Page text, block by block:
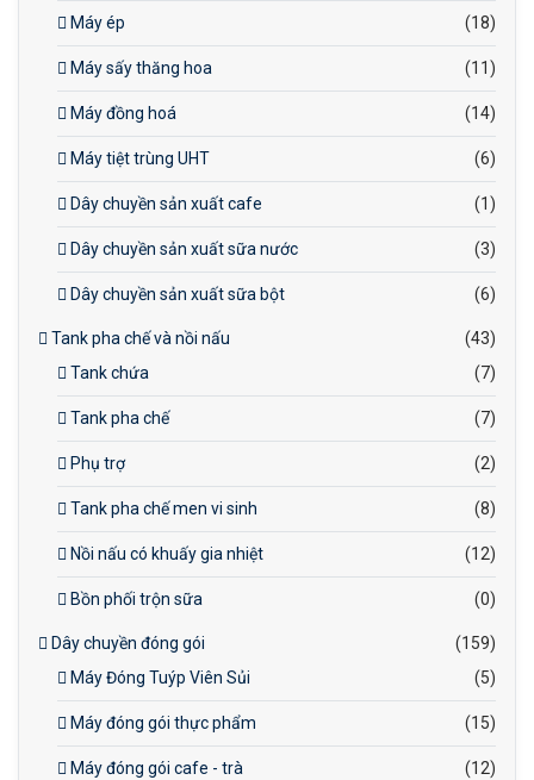
Máy ép (18)
Máy sấy thăng hoa (11)
Máy đồng hoá (14)
Máy tiệt trùng UHT (6)
Dây chuyền sản xuất cafe (1)
Dây chuyền sản xuất sữa nước (3)
Dây chuyền sản xuất sữa bột (6)
Tank pha chế và nồi nấu
(43)
Tank chứa
(7)
Tank pha chế (7)
Phụ trợ (2)
Tank pha chế men vi sinh (8)
Nồi nấu có khuấy gia nhiệt (12)
Bồn phối trộn sữa (0)
Dây chuyền đóng gói
(159)
Máy Đóng Tuýp Viên Sủi
(5)
Máy đóng gói thực phẩm (15)
Máy đóng gói cafe - trà (12)